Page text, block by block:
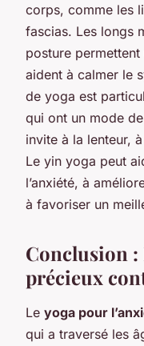
corps, comme les
fascias. Les longs
posture
aident à calmer le
de yoga est
qui ont un mode
invite à la lenteur,
Le yin yoga peut
l’anxiété, à
à favoriser un
Conclusion :
précieux
Le yoga pour
qui a traversé les